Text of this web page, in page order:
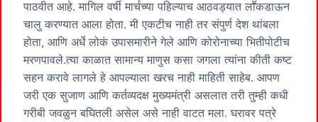
पाठवीत आहे. मागिल वर्षी मार्चच्या पहिल्याच आठवड्यात लाॕकडाऊन
चालु करण्यात आला होता. मी एकटीच नाही तर संपुर्ण देश थांबला
होता, आणि अर्धे लोकं उपासमारीने गेले आणि कोरोनाच्या भितीपोटीच
मरणपावले.त्या काळात सामान्य माणुस कसा जगला त्यांना कीती कष्ट
सहन करावे लागले हे आपल्याला खरच नाही माहिती साहेब. आपण
जरी एक सुजाण आणि कर्तव्यदक्ष मुख्यमंत्री असलात तरी तुम्ही कधी
गरीबी जवळुन बघितली असेल असे नाही वाटत मला. घरावर पत्रे